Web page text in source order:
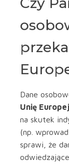
Dane
Unię
na skutek
(np.
sprawi, że